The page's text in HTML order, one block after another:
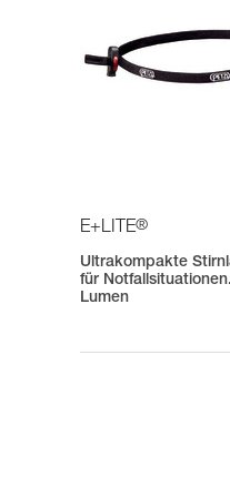
E+LITE®
Ultrakompakte
für
Lumen